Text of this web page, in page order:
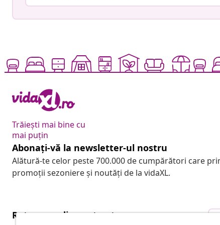
Trăiești mai bine cu
mai puțin
Abonați-vă la newsletter-ul nostru
Alătură-te celor peste 700.000 de cumpărători care
promoții sezoniere și noutăți de la vidaXL.
Retragere din contract